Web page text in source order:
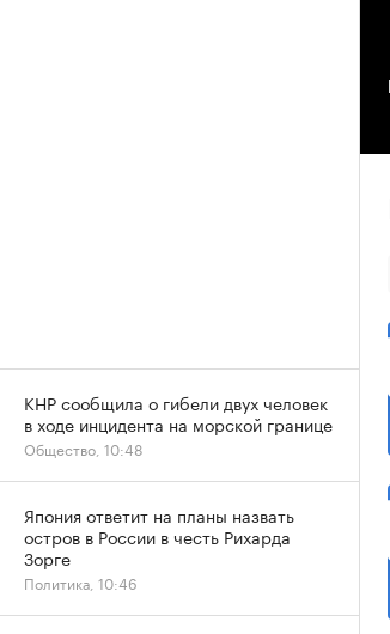
КНР сообщила о гибели двух человек
в ходе инцидента на морской границе
Общество, 10:48
Япония ответит на планы назвать
остров в России в честь Рихарда
Зорге
Политика, 10:46